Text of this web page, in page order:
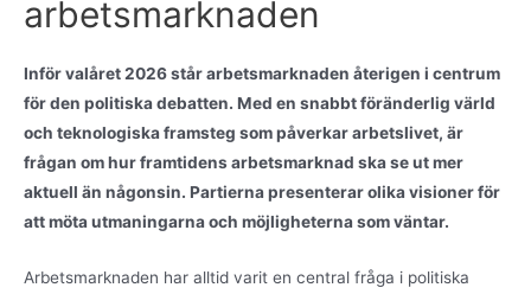
arbetsmarknaden
Inför valåret 2026 står arbetsmarknaden återigen i centrum
för den politiska debatten. Med en snabbt föränderlig värld
och teknologiska framsteg som påverkar arbetslivet, är
frågan om hur framtidens arbetsmarknad ska se ut mer
aktuell än någonsin. Partierna presenterar olika visioner för
att möta utmaningarna och möjligheterna som väntar.
Arbetsmarknaden har alltid varit en central fråga i politiska